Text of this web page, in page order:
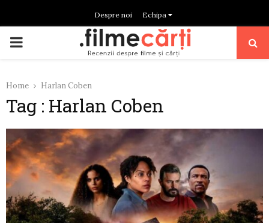
Despre noi Echipa
PRIMARY
Home Harlan Coben
Tag : Harlan Coben